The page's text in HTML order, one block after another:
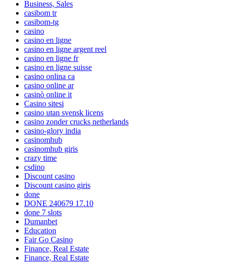
Business, Sales
casibom tr
casibom-tg
casino
casino en ligne
casino en ligne argent reel
casino en ligne fr
casino en ligne suisse
casino onlina ca
casino online ar
casinò online it
Casino sitesi
casino utan svensk licens
casino zonder crucks netherlands
casino-glory india
casinomhub
casinomhub giris
crazy time
csdino
Discount casino
Discount casino giris
done
DONE 240679 17.10
done 7 slots
Dumanbet
Education
Fair Go Casino
Finance, Real Estate
Finance, Real Estate